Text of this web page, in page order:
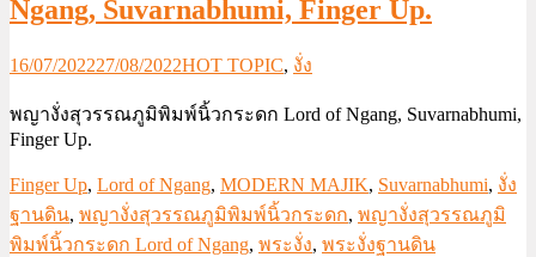
Ngang, Suvarnabhumi, Finger Up.
16/07/202227/08/2022HOT TOPIC, งั่ง
พญางั่งสุวรรณภูมิพิมพ์นิ้วกระดก Lord of Ngang, Suvarnabhumi,
Finger Up.
Finger Up, Lord of Ngang, MODERN MAJIK, Suvarnabhumi, งั่ง
ฐานดิน, พญางั่งสุวรรณภูมิพิมพ์นิ้วกระดก, พญางั่งสุวรรณภูมิ
พิมพ์นิ้วกระดก Lord of Ngang, พระงั่ง, พระงั่งฐานดิน